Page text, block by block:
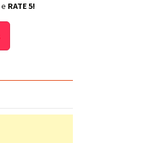
e RATE 5!